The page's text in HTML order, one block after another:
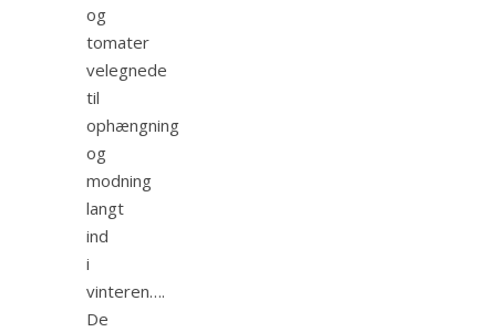
og
tomater
velegnede
til
ophængning
og
modning
langt
ind
i
vinteren….
De